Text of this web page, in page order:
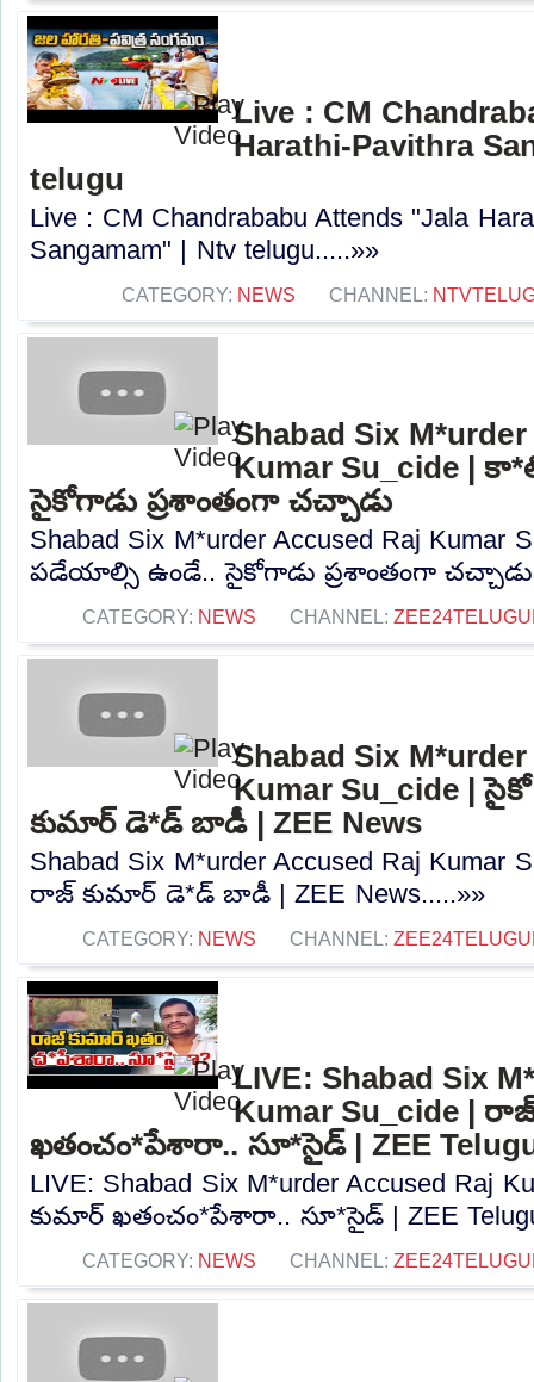
Live : CM
Harathi-Pavithra
telugu
Live : CM Chandrababu Attends "Jala
Sangamam" | Ntv telugu.....»»
CATEGORY: NEWS CHANNEL:
Shabad Six
Kumar Su_cide |
సైకోగాడు ప్రశాంతంగా చచ్చాడు
Shabad Six M*urder Accused Raj Kumar
పడేయాల్సి ఉండే.. సైకోగాడు ప్రశాంతంగా
CATEGORY: NEWS CHANNEL:
Shabad Six
Kumar Su_cide |
కుమార్ డె*డ్ బాడీ | ZEE News
Shabad Six M*urder Accused Raj
రాజ్ కుమార్ డె*డ్ బాడీ | ZEE News.....»»
CATEGORY: NEWS CHANNEL:
LIVE: Shabad Six
Kumar Su_cide |
ఖతంచం*పేశారా.. సూ*సైడ్ | ZEE
LIVE: Shabad Six M*urder Accused Raj
కుమార్ ఖతంచం*పేశారా.. సూ*సైడ్ | ZEE
CATEGORY: NEWS CHANNEL: